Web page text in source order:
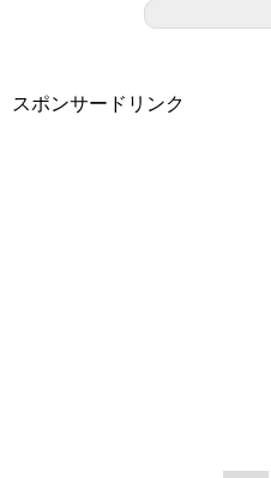
スポンサードリンク